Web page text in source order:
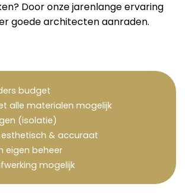
Door onze jarenlange ervaring
goede architecten aanraden.
budget
alle materialen mogelijk
(isolatie)
esthetisch & accuraat
eigen beheer
mogelijk